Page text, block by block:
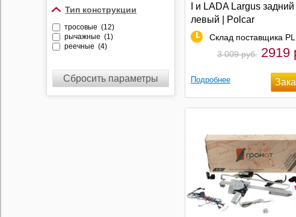
Тип конструкции
тросовые (12)
рычажные (1)
реечные (4)
Сбросить параметры
I и LADA Largus задний
левый | Polcar
Склад поставщика PL
3 009 руб. 2919
Подробнее